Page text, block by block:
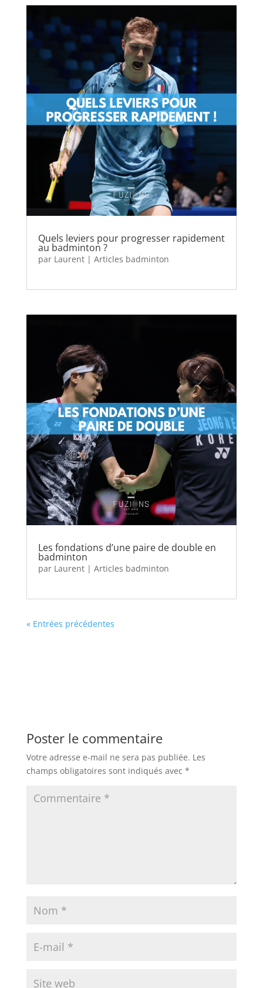
Quels leviers pour progresser rapidement
au badminton ?
par Laurent| Articles badminton
Les fondations d’une paire de double en
badminton
par Laurent| Articles badminton
« Entrées précédentes
Poster le commentaire
Votre adresse e-mail ne sera pas publiée. Les
champs obligatoires sont indiqués avec *